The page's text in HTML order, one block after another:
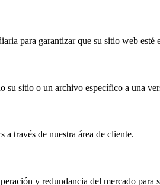
para garantizar que su sitio web esté
su sitio o un archivo específico a una
través de nuestra área de cliente.
y redundancia del mercado para